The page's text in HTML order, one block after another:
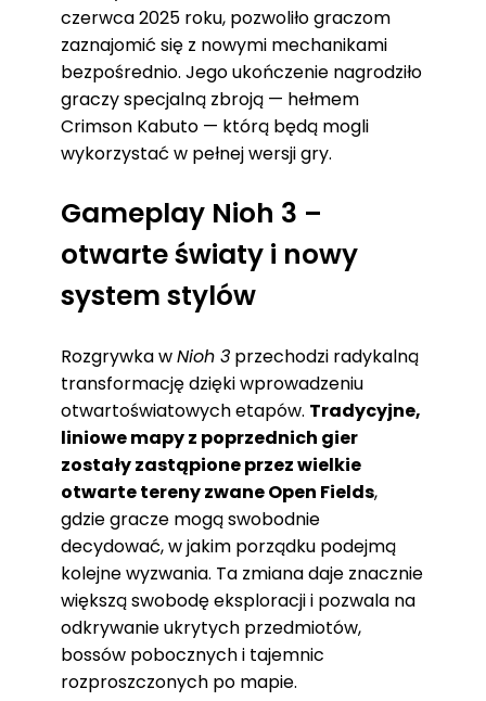
czerwca 2025 roku, pozwoliło graczom
zaznajomić się z nowymi mechanikami
bezpośrednio. Jego ukończenie nagrodziło
graczy specjalną zbroją — hełmem
Crimson Kabuto — którą będą mogli
wykorzystać w pełnej wersji gry.
Gameplay Nioh 3 –
otwarte światy i nowy
system stylów
Rozgrywka wNioh 3 przechodzi radykalną
transformację dzięki wprowadzeniu
otwartoświatowych etapów. Tradycyjne,
liniowe mapy z poprzednich gier
zostały zastąpione przez wielkie
otwarte tereny zwane Open Fields,
gdzie gracze mogą swobodnie
decydować, w jakim porządku podejmą
kolejne wyzwania. Ta zmiana daje znacznie
większą swobodę eksploracji i pozwala na
odkrywanie ukrytych przedmiotów,
bossów pobocznych i tajemnic
rozproszczonych po mapie.